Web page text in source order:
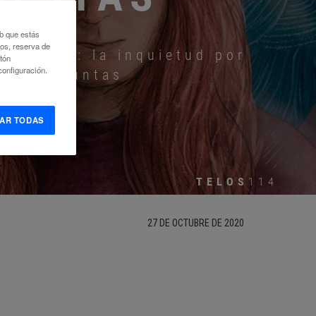
la inquietud por
preguntas
TELOS 114
27 DE OCTUBRE DE 2020
que estás
reserva de
TODAS